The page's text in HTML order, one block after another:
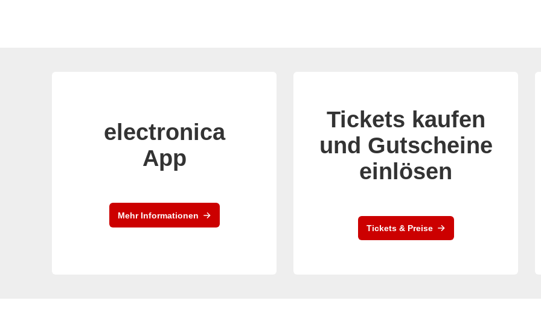
electronica
App
Mehr Informationen
Tickets kaufen
und Gutscheine
einlösen
Tickets & Preise